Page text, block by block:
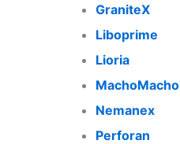
GraniteX
Liboprime
Lioria
MachoMacho
Nemanex
Perforan